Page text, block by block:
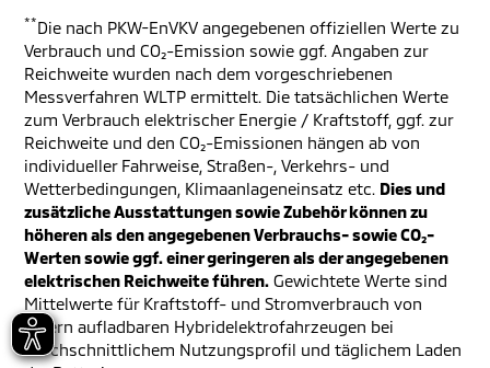
**Die nach PKW-EnVKV angegebenen offiziellen Werte zu
Verbrauch und CO₂-Emission sowie ggf. Angaben zur
Reichweite wurden nach dem vorgeschriebenen
Messverfahren WLTP ermittelt. Die tatsächlichen Werte
zum Verbrauch elektrischer Energie / Kraftstoff, ggf. zur
Reichweite und den CO₂-Emissionen hängen ab von
individueller Fahrweise, Straßen-, Verkehrs- und
Wetterbedingungen, Klimaanlageneinsatz etc. Dies und
zusätzliche Ausstattungen sowie Zubehör können zu
höheren als den angegebenen Verbrauchs- sowie CO₂-
Werten sowie ggf. einer geringeren als der angegebenen
elektrischen Reichweite führen. Gewichtete Werte sind
Mittelwerte für Kraftstoff- und Stromverbrauch von
extern aufladbaren Hybridelektrofahrzeugen bei
durchschnittlichem Nutzungsprofil und täglichem Laden